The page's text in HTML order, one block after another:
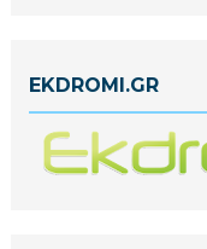
EKDROMI.GR